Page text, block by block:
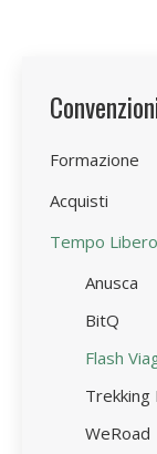
Formazione
Acquisti
Tempo Libero
Anusca
BitQ
Flash
Trekking
WeRoad